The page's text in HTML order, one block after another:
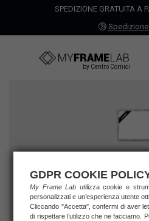
SPEDIZIONE GRATUITA A
Spedizione
by Centro Cornici
GDPR COOKIE
My Frame Lab utilizza cookie e
personalizzati e un’esperienza utente
Cliccando "Accetta", confermi di aver
di rispettare l’utilizzo che ne facciamo.